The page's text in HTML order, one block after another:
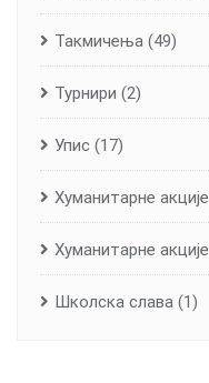
Такмичења (49)
Турнири (2)
Упис (17)
Хуманитарне aкције
Хуманитарне акције
Школска слава (1)